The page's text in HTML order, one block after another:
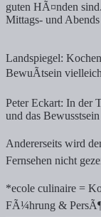
guten HÃ¤nden
Mittags- und
Landspiegel:
BewuÃtsein
Peter Eckart: In der
und das
Andererseits wird
Fernsehen nicht
*ecole culinaire =
FÃ¼hrung &